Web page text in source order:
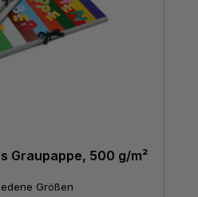
Graupappe, 500 g/m²
Größen